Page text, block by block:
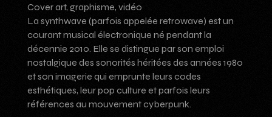
Cover art, graphisme, vidéo
La synthwave (parfois appelée retrowave) est un
courant musical électronique né pendant la
décennie 2010. Elle se distingue par son emploi
nostalgique des sonorités héritées des années 1980
et son imagerie qui emprunte leurs codes
esthétiques, leur pop culture et parfois leurs
références au mouvement cyberpunk.